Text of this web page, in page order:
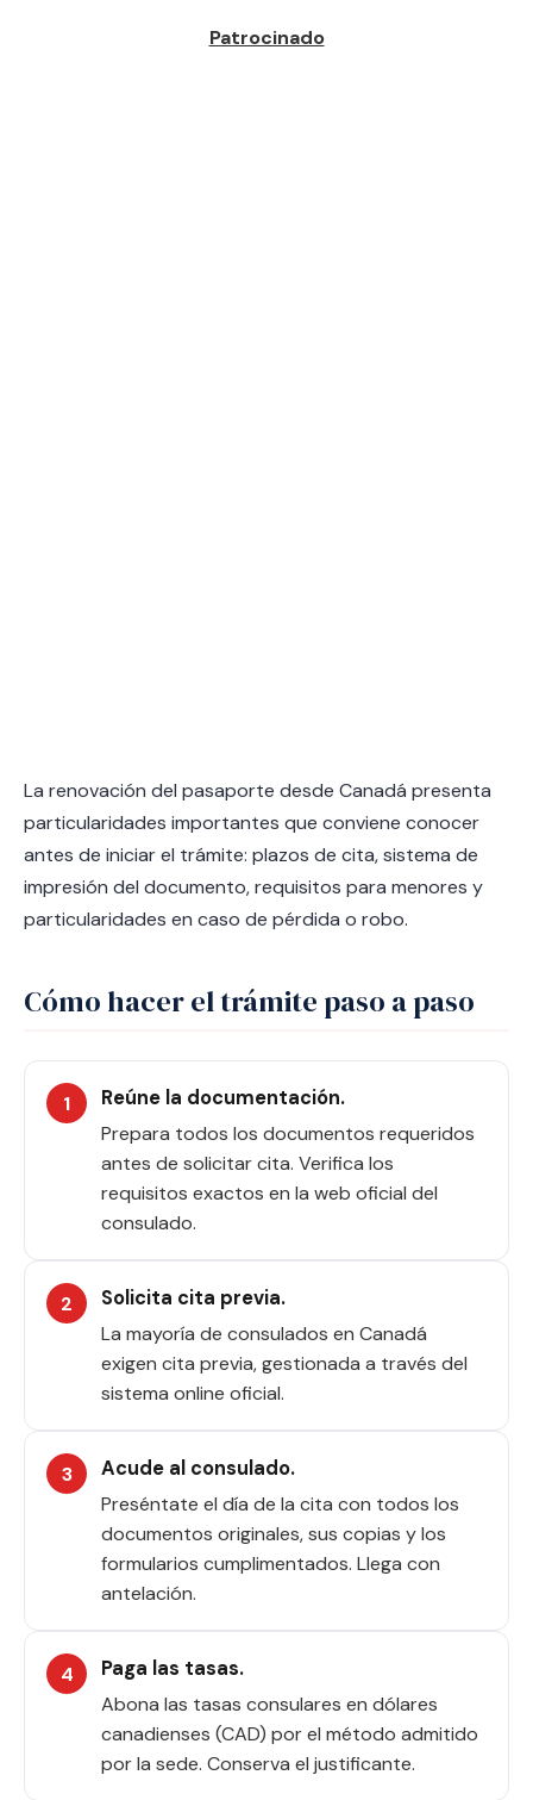
La renovación del pasaporte desde Canadá presenta
particularidades importantes que conviene conocer
antes de iniciar el trámite: plazos de cita, sistema de
impresión del documento, requisitos para menores y
particularidades en caso de pérdida o robo.
Cómo hacer el trámite paso a paso
Reúne la documentación.
Prepara todos los documentos requeridos
antes de solicitar cita. Verifica los
requisitos exactos en la web oficial del
consulado.
Solicita cita previa.
La mayoría de consulados en Canadá
exigen cita previa, gestionada a través del
sistema online oficial.
Acude al consulado.
Preséntate el día de la cita con todos los
documentos originales, sus copias y los
formularios cumplimentados. Llega con
antelación.
Paga las tasas.
Abona las tasas consulares en dólares
canadienses (CAD) por el método admitido
por la sede. Conserva el justificante.